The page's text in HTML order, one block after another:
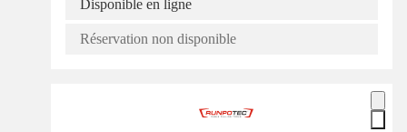
Disponible en ligne
Réservation non disponible